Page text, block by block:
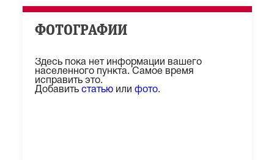
ФОТОГРАФИИ
Здесь пока нет информации вашего
населенного пункта. Самое время
исправить это.
Добавить статьюили фото.